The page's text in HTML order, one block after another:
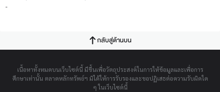
-
กลับสู่ด้านบน
เนื้อหาทั้งหมดบนเว็บไซต์นี้ มีขึ้นเพื่อวัตถุประสงค์ในการให้ข้อมูลและเพื่อการ
ศึกษาเท่านั้น ตลาดหลักทรัพย์ฯ มิได้ให้การรับรองและขอปฏิเสธต่อความรับผิดใด
ๆ ในเว็บไซต์นี้